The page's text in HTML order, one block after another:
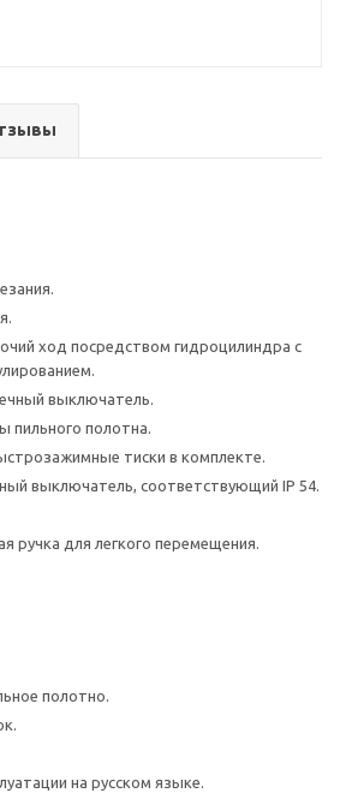
ход посредством гидроцилиндра с
выключатель.
пильного полотна.
тиски в комплекте.
выключатель, соответствующий IP 54.
ручка для легкого перемещения.
полотно.
на русском языке.